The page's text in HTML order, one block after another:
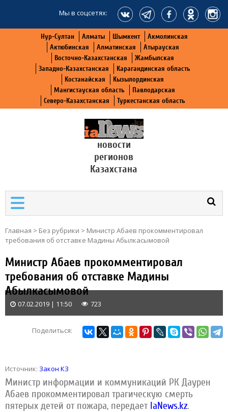
Мы в соцсетях:
Нур-Султан Алматы Шымкент
Акмолинская
Актюбинская
Алматинская
Атырауская
Восточно-Казахстанская
Жамбылская
Западно-Казахстанская
Карагандинская область
Костанайская
Кызылординская
Мангистауская область
Павлодарская
Северо-Казахстанская
Туркестанская область
новости
регионов
Казахстана
Главная > Без рубрики > Министр Абаев прокомментировал
требования об отставке Мадины Абылкасымовой
Министр Абаев прокомментировал
требования об отставке Мадины
Абылкасымовой
07.02.2019 | 11:50 723
Поделиться:
Источник: Закон КЗ
Министр информации и коммуникаций РК Даурен
Абаев прокомментировал трагическую смерть
пятерых детей от пожара, передаетIaNews.kz.